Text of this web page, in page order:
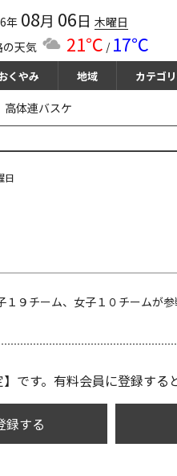
年 08月 06日 木曜日
の天気
21℃ / 17℃
くやみ 地域 カテゴ
高体連バスケ
日
チーム、女子１０チームが参
です。有料会員に登録する
録する